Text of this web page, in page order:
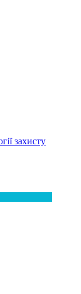
захисту